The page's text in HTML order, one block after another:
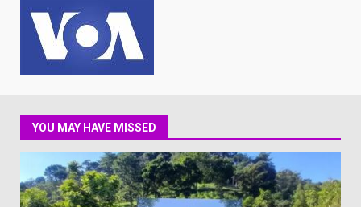
YOU MAY HAVE MISSED